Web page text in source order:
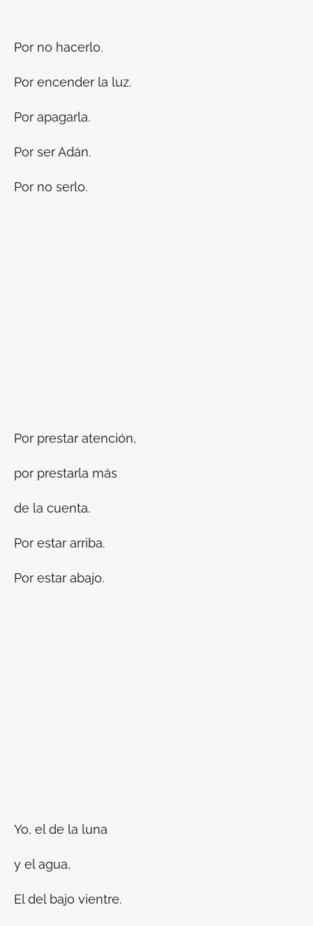
Por no hacerlo.
Por encender la luz.
Por apagarla.
Por ser Adán.
Por no serlo.
Por prestar atención,
por prestarla más
de la cuenta.
Por estar arriba.
Por estar abajo.
Yo, el de la luna
y el agua,
El del bajo vientre.